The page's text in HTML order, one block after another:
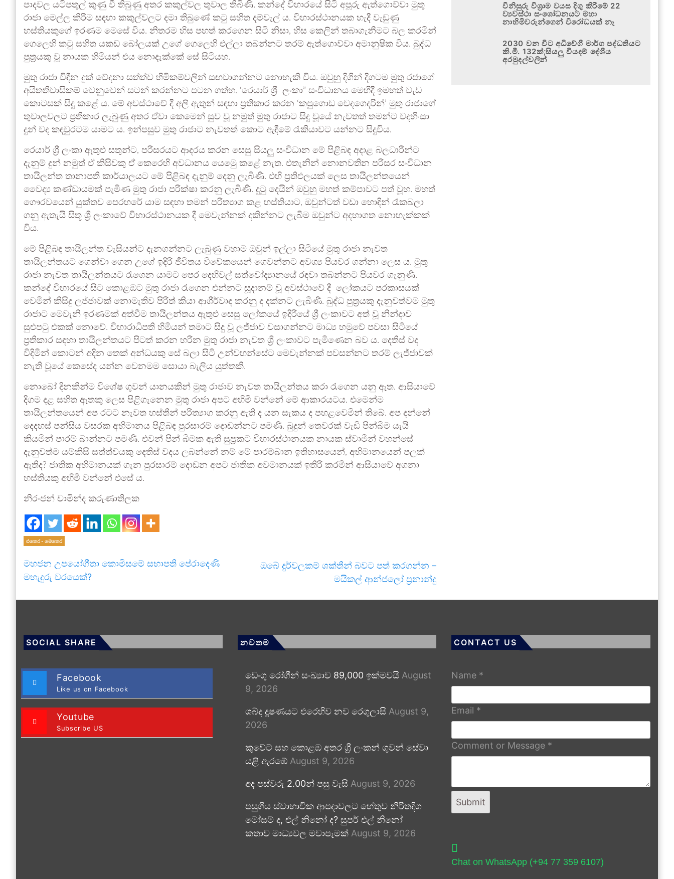
පාදවල යටිපතුල් කුණු වී තිබුණු අතර කකුල්වල තුවාල තිබිණි. කන්දේ විහාරයේ සිටි අපූරු ඇත්ගොව්වා මුතු
රාජා මෙල්ල කිරීම සඳහා කකුල්වලට දමා තිබුණේ කටු සහිත දම්වැල් ය. විහාරස්ථානයක හැදී වැඩුණු
හස්තියකුගේ ඉරණම මෙසේ විය. නිතරම හිස පහත් කරගෙන සිටි නිසා, හිස කෙලින් තබාගැනීමට බල කරමින්
ගෙලෙහි කටු සහිත යකඩ බෝලයක් උගේ ගෙලෙහි එල්ලා තබන්නට තරම් ඇත්ගොව්වා අමානුෂික විය. බුද්ධ
පුත්‍රයකු වූ නායක හිමියන් එය නොදැක්කේ සේ සිටියහ.
මුතු රාජා විඳීන දුක් වේදනා සත්ත්ව හිමිකම්වලින් සඟවාගන්නට නොහැකි විය. ඔවුහු දිගින් දිගටම මුතු රජාගේ
අයිතතිවාසිකම් වෙනුවෙන් සටන් කරන්නට පටන ගත්හ. ‘රෙයාර් ශ්‍රී ලංකා” සංවිධානය මෙහිදී ඉමහත් වැඩ
කොටසක් සිදු කළේ ය. මේ අවස්ථාවේ දී අලි ඇතුන් සඳහා ප්‍රතිකාර කරන ‘කපුගොඩ වෙදගෙදරින්’ මුතු රාජාගේ
තුවාලවලට ප්‍රතිකාර ලැබුණු අතර ඒවා කෙමෙන් සුව වූ නමුත් මුතු රාජාට සිදු වූයේ නැවතත් තමන්ට වදහිංසා
දුන් වද කඳවුරටම යාමට ය. ඉන්පසුව මුතු රාජාට නැවතත් කොට ඇඳීමේ රැකියාවට යන්නට සිදුවිය.
රෙයාර් ශ්‍රී ලංකා ඇතුළු සතුන්ට, පරිසරයට ආදරය කරන සෙසු සියලු සංවිධාන මේ පිළිබඳ අදාළ බලධාරීන්ට
දැනුම් දුන් නමුත් ඒ කිසිවකු ඒ කෙරෙහි අවධානය යෙමෙු කළේ නැත. එතැනින් නොනවතින පරිසර සංවිධාන
තායිලන්ත තානාපති කාර්යාලයට මේ පිළිබඳ දැනුම් දෙනු ලැබිණි. එහි ප්‍රතිඵලයක් ලෙස තායිලන්තයෙන්
වෛද්‍ය කණ්ඩායමක් පැමිණ මුතු රාජා පරික්ෂා කරනු ලැබිණි. දුටු දෙයින් ඔවුහු මහත් කම්පාවට පත් වූහ. මහත්
ගෞරවයෙන් යුක්තව පෙරහරේ යාම සඳහා තමන් පරිත්‍යාග කළ හස්තියාට, ඔවුන්ටත් වඩා හොඳින් රැකබලා
ගනු ඇතැයි සිතූ ශ්‍රී ලංකාවේ විහාරස්ථානයක දී මෙවැන්නක් දකින්නට ලැබීම ඔවුන්ට අදහාගත නොහැක්කක්
විය.
මේ පිළිබඳ තායිලන්ත වැසියන්ට දැනගන්නට ලැබුණු වහාම ඔවුන් ඉල්ලා සිටියේ මුතු රාජා නැවත
තායිලන්තයට ගෙන්වා ගෙන උගේ ඉදිරි ජීවිතය විවේකයෙන් ගෙවන්නට අවශ්‍ය පියවර ගන්නා ලෙස ය. මුතු
රාජා නැවත තායිලන්තයට රැගෙන යාමට පෙර දෙහිවල් සත්වෝද්‍යානයේ රඳවා තබන්නට පියවර ගැනුණි.
කන්දේ විහාරයේ සිට කොළඹට මුතු රාජා රැගෙන එන්නට සූදානම් වූ අවස්ථාවේ දී ලෝකයට පරකාසයක්
වෙමින් කිසිදු ලජ්ජාවක් නොමැතිව පිරිත් කියා ආශීර්වාද කරනු ද දක්නට ලැබිණි. බුද්ධ පුත්‍රයකු දැනුවත්වම මුතු
රාජාට මෙවැනි ඉරණමක් අත්වීම තායිලන්තය ඇතුළු සෙසු ලෝකයේ ඉදිරියේ ශ්‍රී ලංකාවට අත් වූ නින්දාව
සුළුපටු එකක් නොවේ. විහාරාධිපති හිමියන් තමාට සිදු වූ ලජ්ජාව වසාගන්නට මාධ්‍ය හමුවේ පවසා සිටියේ
ප්‍රතිකාර සඳහා තායිලන්තයට පිටත් කරන හරින මුතු රාජා නැවත ශ්‍රී ලංකාවට පැමිණෙන බව ය. දෙතිස් වද
විදිමින් කොටන් අදින තෙක් අන්ධයකු සේ බලා සිටි උන්වහන්සේට මෙවැන්නක් පවසන්නට තරම් ලැජ්ජාවක්
නැති වූයේ කෙසේද යන්න වෙනමම සොයා බැලිය යුත්තකි.
නොබෝ දිනකින්ම විශේෂ ගුවන් යානයකින් මුතු රාජාව නැවත තායිලන්තය කරා රැගෙන යනු ඇත. ආසියාවේ
දිගම දළ සහිත ඇතකු ලෙස පිළිගැනෙන මුතු රාජා අපට අහිමි වන්නේ මේ ආකාරයටය. එමෙන්ම
තායිලන්තයෙන් අප රටට නැවත හස්තීන් පරිත්‍යාග කරනු ඇති ද යන සැකය ද පහළවෙමින් තිබේ. අප දන්නේ
දෙදහස් පන්සිය වසරක අභිමානය පිළිබඳ පුරසාරම් දොඩන්නට පමණි. බුදුන් තෙවරක් වැඩි පින්බිම යැයි
කියමින් පාරම් බාන්නට පමණි. එවන් පින් බිමක ඇති සුප්‍රකට විහාරස්ථානයක නායක ස්වාමීන් වහන්සේ
දැනුවත්ම යම්කිසි සත්ත්වයකු දෙතිස් වදය ලබන්නේ නම් මේ පාරම්බාන ඉතිහාසයෙන්, අභිමානයෙන් පලක්
ඇතිද? ජාතික අභිමානයක් ගැන පුරසාරම් දොඩන අපට ජාතික අවමානයක් ඉතිරි කරමින් ආසියාවේ අගනා
හස්තියකු අහිමි වන්නේ එසේ ය.
නිරංජන් චාමින්ද කරුණාතිලක
එතෙර - මෙතෙර
මහජන උපයෝගීතා කොමිසමේ සභාපති පේරාදෙණි
මහැදුරු වරයෙක්?
ඔබේ දුර්වලකම් ශක්තීන් බවට පත් කරගන්න –
මයිකල් ආන්ජලෝ ප්‍රනාන්දු
විනිසුරු විශ්‍රාම වයස දිගු කිරීමේ 22
ව්‍යවස්ථා සංශෝධනයට මහා
නාහිමිවරුන්ගෙන් විරෝධයක් නෑ
2030 වන විට අධිවේගී මාර්ග පද්ධතියට
කි.මී. 132ක්;සියලු වියදම් දේශීය
අරමුදල්වලින්
SOCIAL SHARE
Facebook
Like us on Facebook
Youtube
Subscribe US
නවතම
ඩෙංගු රෝගීන් සංඛ්‍යාව 89,000 ඉක්මවයි August
9, 2026
ශබ්ද දූෂණයට එරෙහිව නව රෙගුලාසි August 9,
2026
කුවේට් සහ කොළඹ අතර ශ්‍රී ලංකන් ගුවන් සේවා
යළි ඇරඹේ August 9, 2026
අද පස්වරු 2.00න් පසු වැසි August 9, 2026
පසුගිය ස්වාභාවික ආපදාවලට හේතුව නිරිතදිග
මෝසම් ද, එල් නිනෝ ද? සුපර් එල් නිනෝ
කතාව මාධ්‍යවල මවාපෑමක් August 9, 2026
CONTACT US
Name *
Email *
Comment or Message *
Submit
Chat on WhatsApp (+94 77 359 6107)